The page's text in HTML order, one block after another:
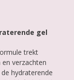
gel
trekt
verzachten
hydraterende